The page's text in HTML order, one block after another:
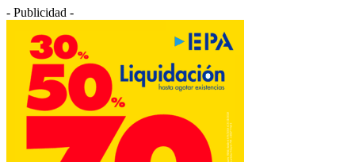
- Publicidad -